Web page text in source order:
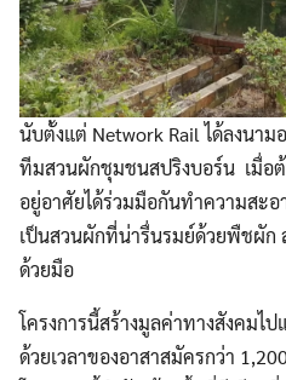
นับตั้งแต่ Network Rail ได้ลงนา
ทีมสวนผักชุมชนสปริงบอร์น เมื่อ
อยู่อาศัยได้ร่วมมือกันทำความสะ
เป็นสวนผักที่น่ารื่นรมย์ด้วยพืชผัก
ด้วยมือ
โครงการนี้สร้างมูลค่าทางสังคมไ
ด้วยเวลาของอาสาสมัครกว่า